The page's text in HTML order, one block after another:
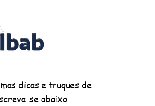
dicas e truques de
se abaixo